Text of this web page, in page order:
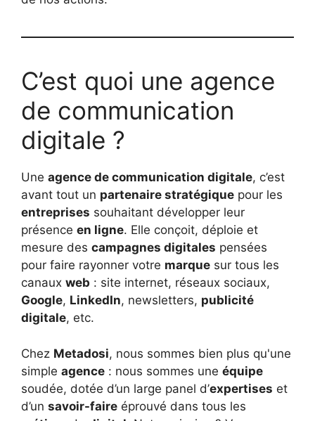
C’est quoi une agence
de communication
digitale ?
Une agence de communication digitale, c’est
avant tout un partenaire stratégique pour les
entreprises souhaitant développer leur
présence en ligne. Elle conçoit, déploie et
mesure des campagnes digitales pensées
pour faire rayonner votre marque sur tous les
canaux web : site internet, réseaux sociaux,
Google, LinkedIn, newsletters, publicité
digitale, etc.
Chez Metadosi, nous sommes bien plus qu'une
simple agence : nous sommes une équipe
soudée, dotée d’un large panel d’expertises et
d’un savoir-faire éprouvé dans tous les